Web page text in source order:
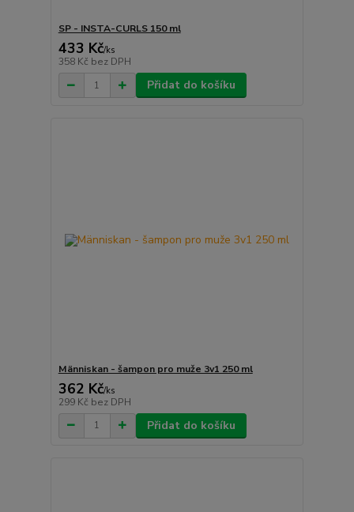
SP - INSTA-CURLS 150 ml
433 Kč/ks
358 Kč bez DPH
Přidat do košíku
Människan - šampon pro muže 3v1 250 ml
362 Kč/ks
299 Kč bez DPH
Přidat do košíku